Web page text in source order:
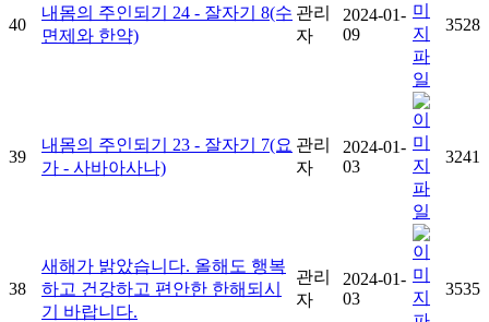
40
내몸의 주인되기 24 - 잘자기 8(수
면제와 한약)
관리
자
2024-01-
09
3528
39
내몸의 주인되기 23 - 잘자기 7(요
가 - 사바아사나)
관리
자
2024-01-
03
3241
38
새해가 밝았습니다. 올해도 행복
하고 건강하고 편안한 한해되시
기 바랍니다.
관리
자
2024-01-
03
3535